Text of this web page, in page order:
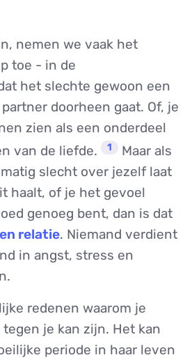
nemen we vaak het
toe - in de
het slechte gewoon een
doorheen gaat. Of, je
zien als een onderdeel
van de liefde.
1
Maar als
slecht over jezelf laat
haalt, of je het gevoel
genoeg bent, dan is dat
relatie. Niemand verdient
in angst, stress en
redenen waarom je
je kan zijn. Het kan
periode in haar leven